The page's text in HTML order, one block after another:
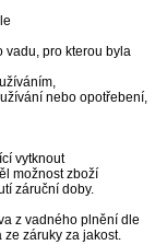
pro kterou byla
nebo opotřebení,
vytknout
možnost zboží
záruční doby.
z vadného plnění dle
záruky za jakost.